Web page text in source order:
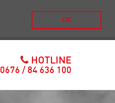
OK
HOTLINE
0676 / 84 636 100